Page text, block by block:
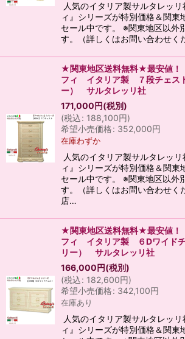
人気のイタリア製サルタレッ
ィ』シリーズが特別価格＆関東
セール中です。 ※関東地区以外
す。（詳しくはお問い合わせく
★関東地区送料無料★最安値！
フィ イタリア製 ７段チェス
ー） サルタレッリ社
171,000円(税別)
(税込: 188,100円)
希望小売価格: 352,000円
在庫わずか
人気のイタリア製サルタレッ
ィ』シリーズが特別価格＆関東
セール中です。 ※関東地区以外
す。（詳しくはお問い合わせく
店…
★関東地区送料無料★最安値！
フィ イタリア製 ６Dワイド
リー） サルタレッリ社
166,000円(税別)
(税込: 182,600円)
希望小売価格: 342,100円
在庫あり
人気のイタリア製サルタレッ
ィ』シリーズが特別価格＆関東